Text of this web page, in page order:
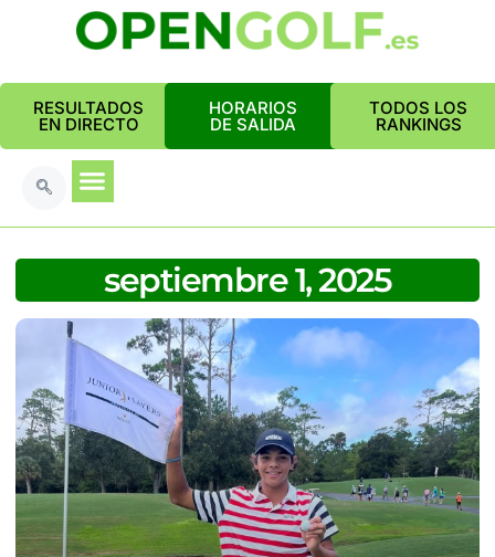
RESULTADOS
EN DIRECTO
HORARIOS
DE SALIDA
TODOS LOS
RANKINGS
septiembre 1, 2025